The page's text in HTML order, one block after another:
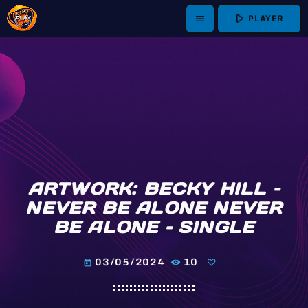
menu play_arrow PLAYER
ARTWORK: BECKY HILL –
NEVER BE ALONE NEVER
BE ALONE – SINGLE
today 03/05/2024 10